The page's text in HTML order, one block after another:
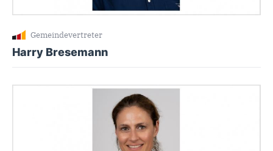
Gemeindevertreter
Harry Bresemann